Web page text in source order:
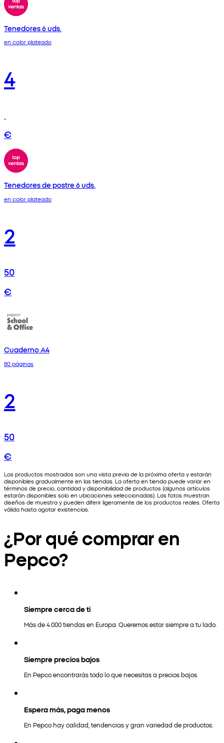
Tenedores 6 uds.
en color plateado
4
€
Tenedores de postre 6 uds.
en color plateado
2
50
€
Cuaderno A4
80 páginas
2
50
€
Los productos mostrados son una vista previa de la próxima oferta y estarán
disponibles gradualmente en las tiendas. La oferta en tienda puede variar en
términos de precio, cantidad y disponibilidad de productos (algunos artículos
estarán disponibles solo en ubicaciones seleccionadas). Las fotos muestran
diseños de muestra y pueden diferir ligeramente de los productos reales. Oferta
válida hasta agotar existencias.
¿Por qué comprar en
Pepco?
Siempre cerca de ti
Más de 4.000 tiendas en Europa. Queremos estar siempre a tu lado.
Siempre precios bajos
En Pepco encontrarás todo lo que necesitas a precios bajos.
Espera más, paga menos
En Pepco hay calidad, tendencias y gran variedad de productos.